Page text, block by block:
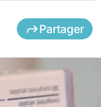
Partager